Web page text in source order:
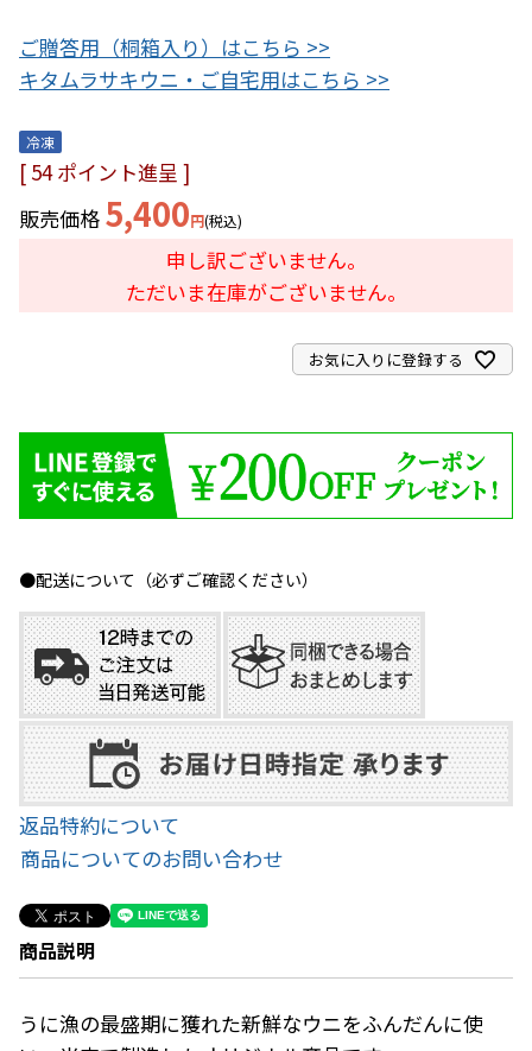
ご贈答用（桐箱入り）はこちら >>
キタムラサキウニ・ご自宅用はこちら >>
冷凍
[ 54 ポイント進呈 ]
販売価格 5,400 税込
申し訳ございません。
ただいま在庫がございません。
お気に入りに登録する
●配送について（必ずご確認ください）
返品特約について
商品についてのお問い合わせ
商品説明
うに漁の最盛期に獲れた新鮮なウニをふんだんに使